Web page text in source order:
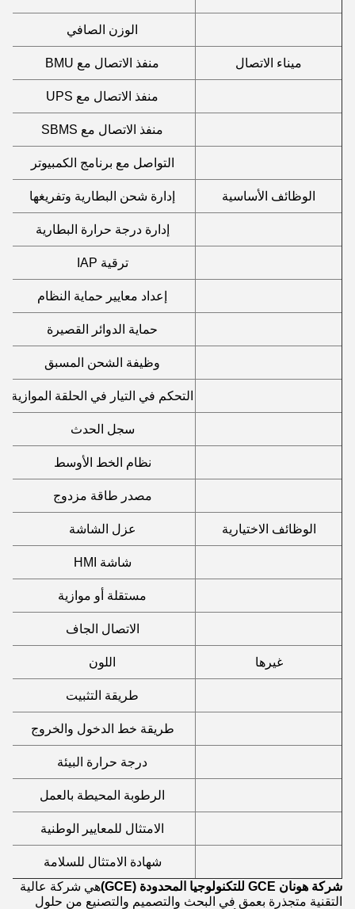
الوزن الصافي
ميناء الاتصال منفذ الاتصال مع BMU
منفذ الاتصال مع UPS
منفذ الاتصال مع SBMS
التواصل مع برنامج الكمبيوتر
الوظائف الأساسية إدارة شحن البطارية وتفريغها
إدارة درجة حرارة البطارية
ترقية IAP
إعداد معايير حماية النظام
حماية الدوائر القصيرة
وظيفة الشحن المسبق
التحكم في التيار في الحلقة الموازية
سجل الحدث
نظام الخط الأوسط
مصدر طاقة مزدوج
الوظائف الاختيارية عزل الشاشة
شاشة HMI
مستقلة أو موازية
الاتصال الجاف
غيرها اللون
طريقة التثبيت
طريقة خط الدخول والخروج
درجة حرارة البيئة
الرطوبة المحيطة بالعمل
الامتثال للمعايير الوطنية
شهادة الامتثال للسلامة
شركة هونان GCE للتكنولوجيا المحدودة (GCE)
هي شركة عالية
التقنية متجذرة بعمق في البحث والتصميم والتصنيع من حلول